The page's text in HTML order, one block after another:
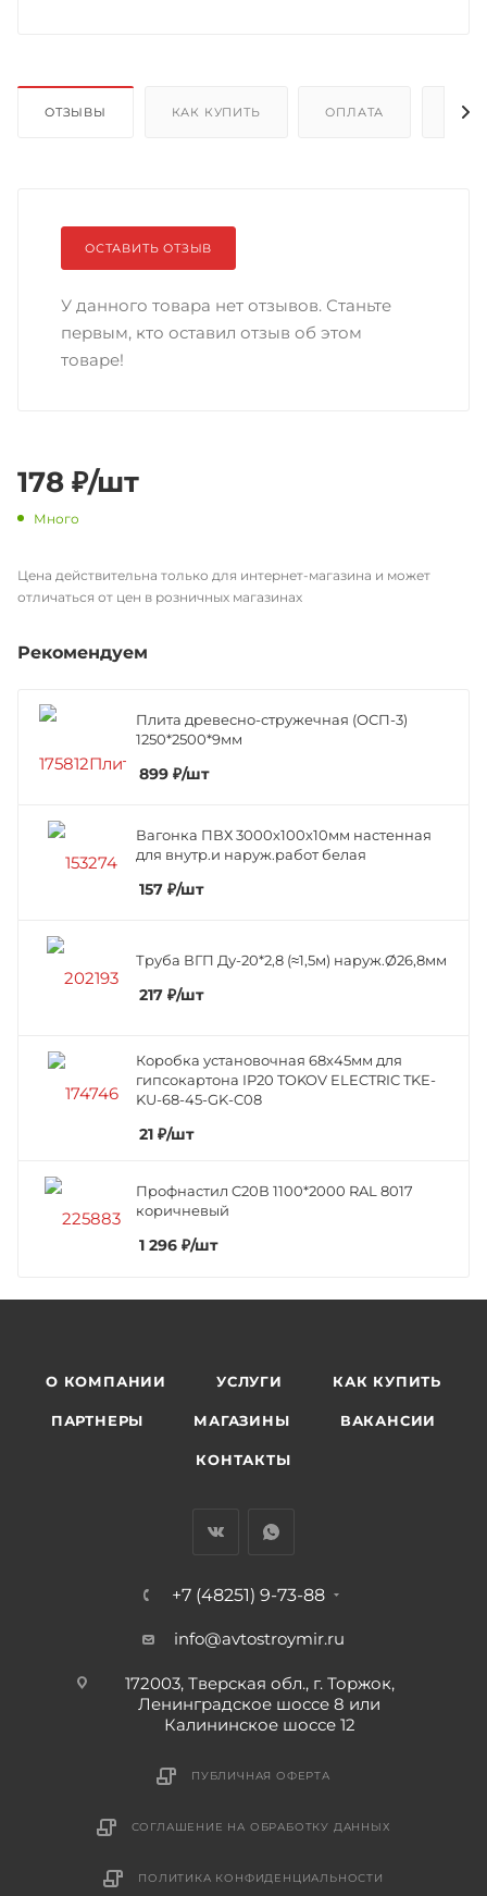
ОТЗЫВЫ КАК КУПИТЬ ОПЛАТА
ОСТАВИТЬ ОТЗЫВ
У данного товара нет отзывов. Станьте
первым, кто оставил отзыв об этом
товаре!
178 ₽/шт
Много
Цена действительна только для интернет-магазина и может
отличаться от цен в розничных магазинах
Рекомендуем
Плита древесно-стружечная (ОСП-3)
1250*2500*9мм
899 ₽/шт
Вагонка ПВХ 3000х100х10мм настенная
для внутр.и наруж.работ белая
157 ₽/шт
Труба ВГП Ду-20*2,8 (≈1,5м) наруж.Ø26,8мм
217 ₽/шт
Коробка установочная 68х45мм для
гипсокартона IP20 TOKOV ELECTRIC TKE-
KU-68-45-GK-C08
21 ₽/шт
Профнастил C20В 1100*2000 RAL 8017
коричневый
1 296 ₽/шт
О КОМПАНИИ УСЛУГИ КАК КУПИТЬ
ПАРТНЕРЫ МАГАЗИНЫ ВАКАНСИИ
КОНТАКТЫ
+7 (48251) 9-73-88
info@avtostroymir.ru
172003, Тверская обл., г. Торжок,
Ленинградское шоссе 8 или
Калининское шоссе 12
ПУБЛИЧНАЯ ОФЕРТА
СОГЛАШЕНИЕ НА ОБРАБОТКУ ДАННЫХ
ПОЛИТИКА КОНФИДЕНЦИАЛЬНОСТИ